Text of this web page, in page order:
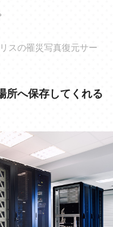
スの罹災写真復元サー
所へ保存してくれる